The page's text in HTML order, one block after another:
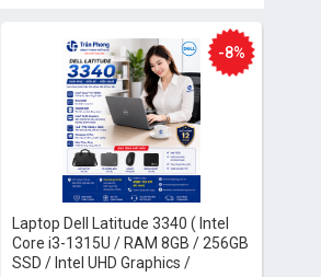
Laptop Dell Latitude 3340 ( Intel
Core i3-1315U / RAM 8GB / 256GB
SSD / Intel UHD Graphics /
-8%